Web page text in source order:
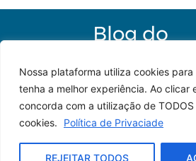
Nossa plataforma utiliza cookies
tenha a melhor experiência. Ao clicar
concorda com a utilização de TODOS
cookies.
Política de Privaciade
REJEITAR TODOS
direitos reservados.